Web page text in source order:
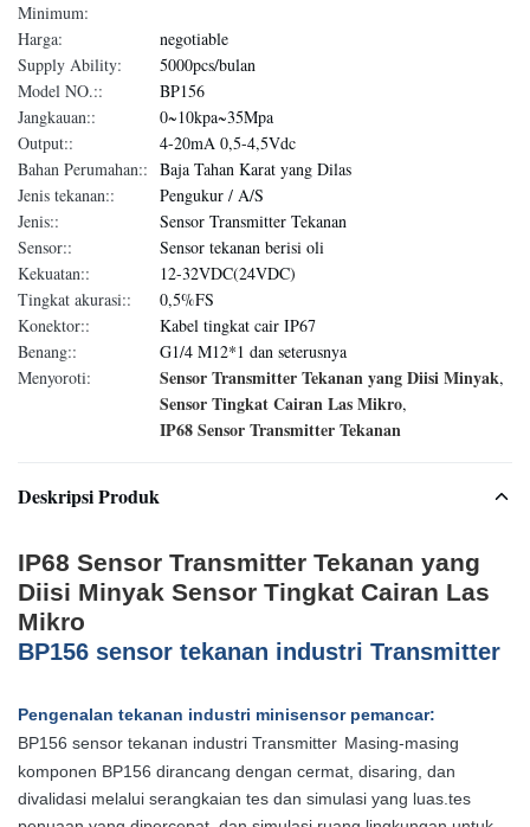
Minimum:
Harga:
negotiable
Supply Ability:
5000pcs/bulan
Model NO.::
BP156
Jangkauan::
0~10kpa~35Mpa
Output::
4-20mA 0,5-4,5Vdc
Bahan Perumahan:: Baja Tahan Karat yang Dilas
Jenis tekanan::
Pengukur / A/S
Jenis::
Sensor Transmitter Tekanan
Sensor::
Sensor tekanan berisi oli
Kekuatan::
12-32VDC(24VDC)
Tingkat akurasi::
0,5%FS
Konektor::
Kabel tingkat cair IP67
Benang::
G1/4 M12*1 dan seterusnya
Menyoroti:
Sensor Transmitter Tekanan yang Diisi Minyak,
Sensor Tingkat Cairan Las Mikro,
IP68 Sensor Transmitter Tekanan
Deskripsi Produk
IP68 Sensor Transmitter Tekanan yang
Diisi Minyak Sensor Tingkat Cairan Las
Mikro
BP156 sensor tekanan industri Transmitter
Pengenalan tekanan industri minisensor pemancar:
BP156 sensor tekanan industri Transmitter Masing-masing
komponen BP156 dirancang dengan cermat, disaring, dan
divalidasi melalui serangkaian tes dan simulasi yang luas.tes